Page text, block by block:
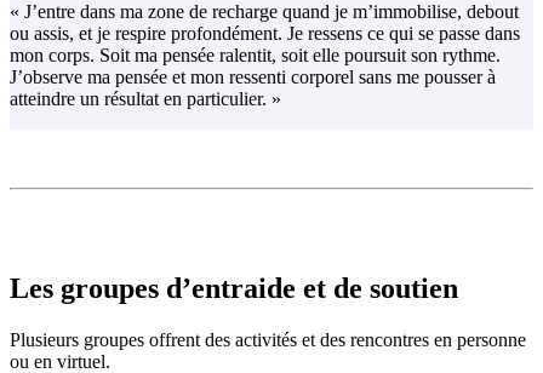
« J’entre dans ma zone de recharge quand je m’immobilise, debout
ou assis, et je respire profondément. Je ressens ce qui se passe dans
mon corps. Soit ma pensée ralentit, soit elle poursuit son rythme.
J’observe ma pensée et mon ressenti corporel sans me pousser à
atteindre un résultat en particulier. »
Les groupes d’entraide et de soutien
Plusieurs groupes offrent des activités et des rencontres en personne
ou en virtuel.